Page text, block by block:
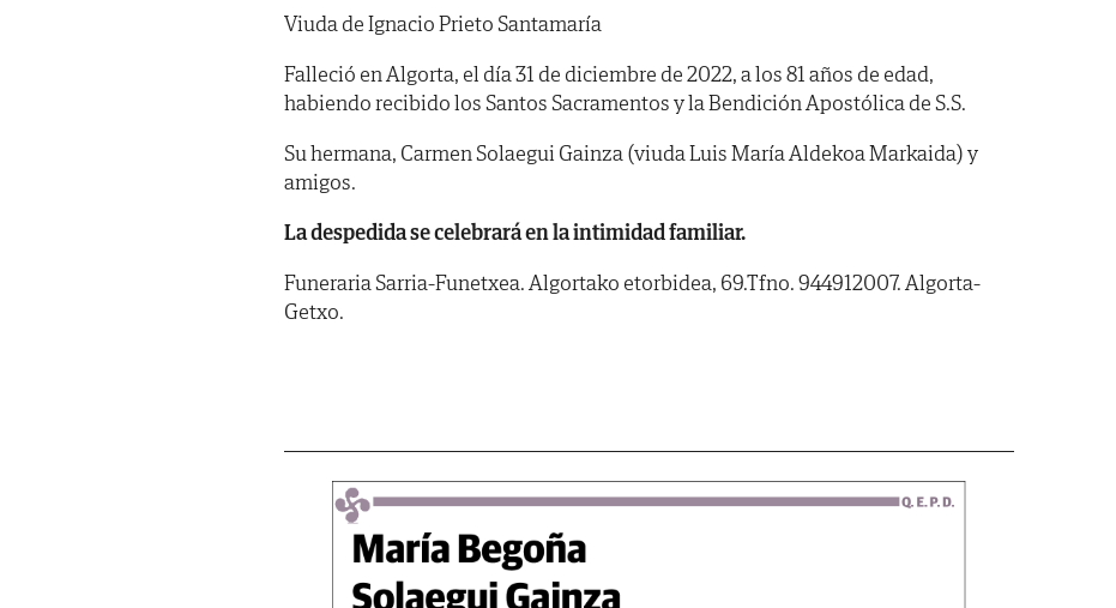
Viuda de Ignacio Prieto Santamaría
Falleció en Algorta, el día 31 de diciembre de 2022, a los 81 años de edad,
habiendo recibido los Santos Sacramentos y la Bendición Apostólica de S.S.
Su hermana, Carmen Solaegui Gainza (viuda Luis María Aldekoa Markaida) y
amigos.
La despedida se celebrará en la intimidad familiar.
Funeraria Sarria-Funetxea. Algortako etorbidea, 69.Tfno. 944912007. Algorta-
Getxo.